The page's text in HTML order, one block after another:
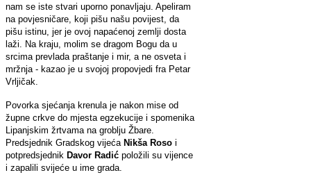
nam se iste stvari uporno ponavljaju. Apeliram
na povjesničare, koji pišu našu povijest, da
pišu istinu, jer je ovoj napaćenoj zemlji dosta
laži. Na kraju, molim se dragom Bogu da u
srcima prevlada praštanje i mir, a ne osveta i
mržnja - kazao je u svojoj propovjedi fra Petar
Vrljičak.
Povorka sjećanja krenula je nakon mise od
župne crkve do mjesta egzekucije i spomenika
Lipanjskim žrtvama na groblju Žbare.
Predsjednik Gradskog vijeća Nikša Roso i
potpredsjednik Davor Radić položili su vijence
i zapalili svijeće u ime grada.